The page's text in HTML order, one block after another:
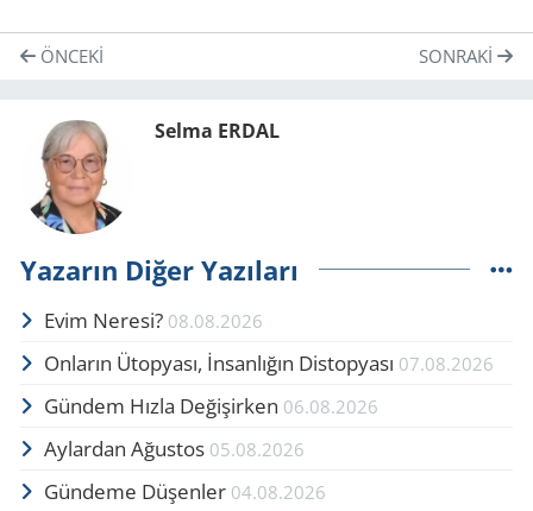
ÖNCEKI SONRAKI
Selma ERDAL
Yazarın Diğer Yazıları
Evim Neresi? 08.08.2026
Onların Ütopyası, İnsanlığın Distopyası 07.08.2026
Gündem Hızla Değişirken 06.08.2026
Aylardan Ağustos 05.08.2026
Gündeme Düşenler 04.08.2026